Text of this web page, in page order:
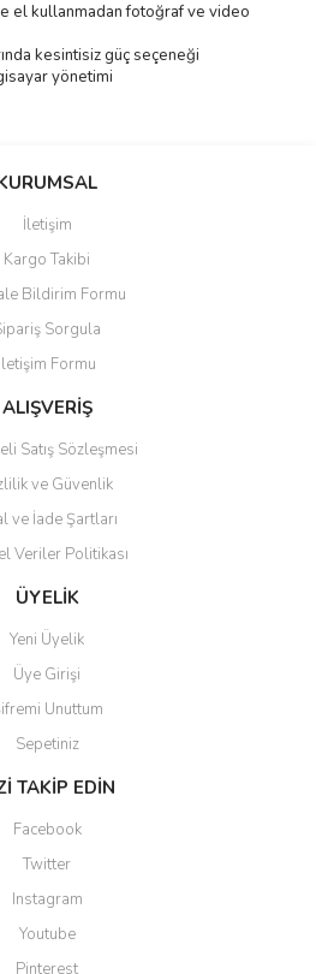
el kullanmadan fotoğraf ve video
kesintisiz güç seçeneği
yönetimi
ilk yorumu siz yapın!
veya görüntülenemiyor.
bilgiler bulunuyor.
bulunuyor.
daha pahalı.
olmalı.
Gönder
İletişim
Kargo Takibi
Bildirim Formu
Sorgula
İletişim Formu
ALIŞVERİŞ
Satış Sözleşmesi
ve Güvenlik
ve İade Şartları
Veriler Politikası
ÜYELİK
Yeni Üyelik
Üye Girişi
Unuttum
Sepetiniz
TAKİP EDİN
Facebook
Twitter
Instagram
Youtube
Pinterest